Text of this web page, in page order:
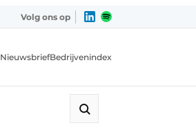
Volg ons op
NieuwsbriefBedrijvenindex